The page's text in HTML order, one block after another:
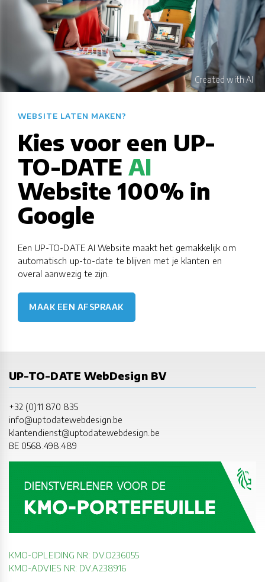
WEBSITE LATEN MAKEN?​​​​​​​​​​​​​​
Kies voor een UP-
TO-DATE AI
Website 100% in
Google
Een UP-TO-DATE AI Website maakt het gemakkelijk om
automatisch up-to-date te blijven met je klanten en
overal aanwezig te zijn.
MAAK EEN AFSPRAAK
UP-TO-DATE WebDesign BV
+32 (0)11 870 835
info@uptodatewebdesign.be
klantendienst@uptodatewebdesign.be
BE 0568.498.489
KMO-OPLEIDING NR: DV.O236055
KMO-ADVIES NR: DV.A238916